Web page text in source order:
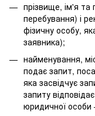
прізвище, ім'я та
перебування) і
фізичну особу,
заявника);
найменування,
подає запит,
яка засвідчує
запиту
юридичної